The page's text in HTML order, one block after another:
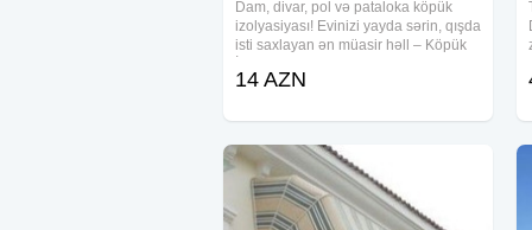
Dam, divar, pol və pataloka köpük
izolyasiyası! Evinizi yayda sərin, qışda
isti saxlayan ən müasir həll – Köpük
qənaət Rütubətə və küfə qarşı
14 AZN